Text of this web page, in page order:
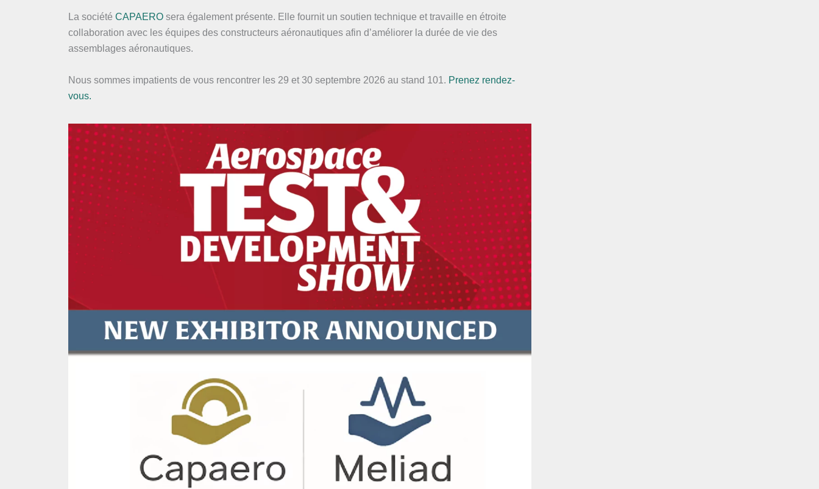
La société CAPAERO sera également présente. Elle fournit un soutien technique et travaille en étroite
collaboration avec les équipes des constructeurs aéronautiques afin d’améliorer la durée de vie des
assemblages aéronautiques.
Nous sommes impatients de vous rencontrer les 29 et 30 septembre 2026 au stand 101. Prenez rendez-
vous.